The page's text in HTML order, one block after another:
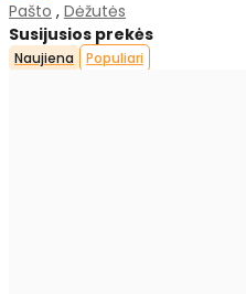
Pašto , Dėžutės
Susijusios prekės
Naujiena Populiari